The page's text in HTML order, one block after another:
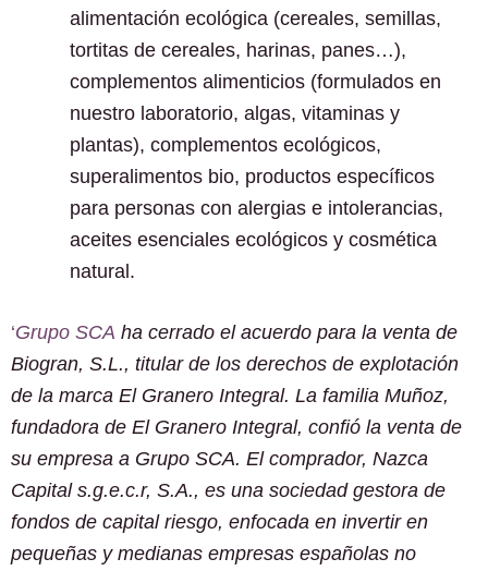
alimentación ecológica (cereales, semillas,
tortitas de cereales, harinas, panes…),
complementos alimenticios (formulados en
nuestro laboratorio, algas, vitaminas y
plantas), complementos ecológicos,
superalimentos bio, productos específicos
para personas con alergias e intolerancias,
aceites esenciales ecológicos y cosmética
natural.
‘Grupo SCA ha cerrado el acuerdo para la venta de
Biogran, S.L., titular de los derechos de explotación
de la marca El Granero Integral. La familia Muñoz,
fundadora de El Granero Integral, confió la venta de
su empresa a Grupo SCA. El comprador, Nazca
Capital s.g.e.c.r, S.A., es una sociedad gestora de
fondos de capital riesgo, enfocada en invertir en
pequeñas y medianas empresas españolas no